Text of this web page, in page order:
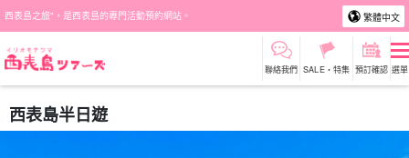
西表島之旅"，是西表島的專門活動預約網站。 繁體中文
聯絡我們 SALE・特集 預訂確認 選單
西表島半日遊